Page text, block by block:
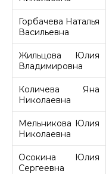
Горбачева Наталья
Васильевна
Жильцова Юлия
Владимировна
Количева Яна
Николаевна
Мельникова Юлия
Николаевна
Осокина Юлия
Сергеевна